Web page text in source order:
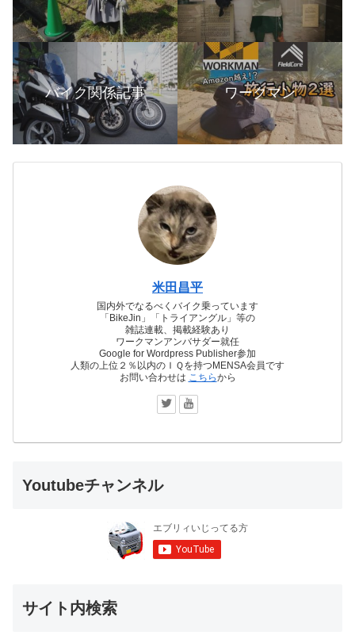
バイク関係記事 ワークマン
米田昌平
国内外でなるべくバイク乗っています
「BikeJin」「トライアングル」等の
雑誌連載、掲載経験あり
ワークマンアンバサダー就任
Google for Wordpress Publisher参加
人類の上位２％以内のＩＱを持つMENSA会員です
お問い合わせは こちらから
Youtubeチャンネル
サイト内検索